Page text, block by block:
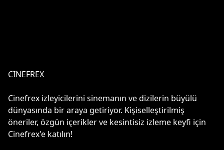
CINEFREX
Cinefrex izleyicilerini sinemanın ve dizilerin büyülü
dünyasında bir araya getiriyor. Kişiselleştirilmiş
öneriler, özgün içerikler ve kesintisiz izleme keyfi için
Cinefrex'e katılın!